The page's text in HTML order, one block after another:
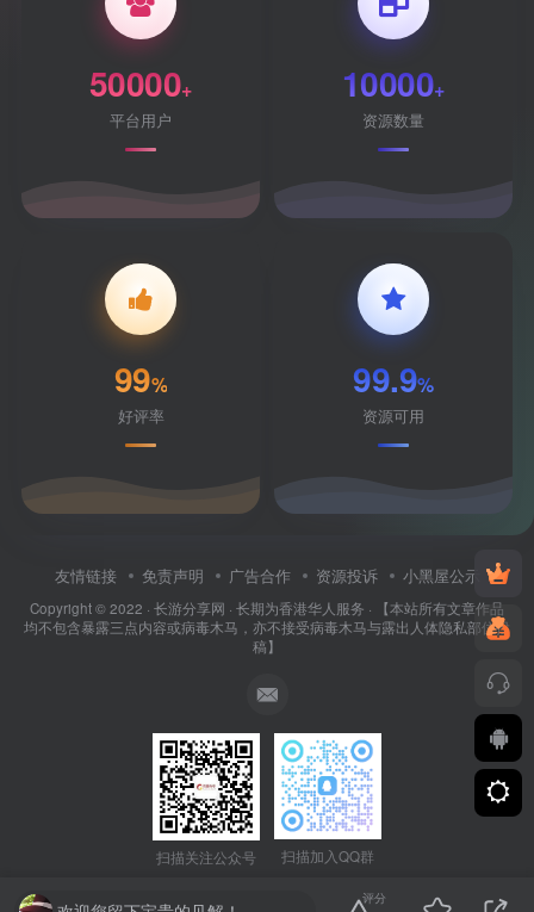
50000+
平台用户
10000+
资源数量
99%
好评率
99.9%
资源可用
友情链接 免责声明 广告合作 资源投诉 小黑屋公示
Copyright © 2022 · 长游分享网 · 长期为香港华人服务 · 【本站所有文章作品
均不包含暴露三点内容或病毒木马，亦不接受病毒木马与露出人体隐私部位投
稿】
扫描关注公众号 扫描加入QQ群
评分